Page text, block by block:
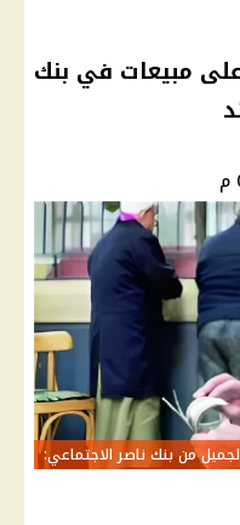
مبيعات في بنك
من بنك ناصر الاجتماعي: